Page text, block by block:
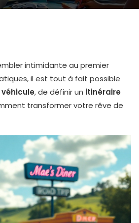
intimidante au premier
il est tout à fait possible
véhicule, de définir un itinéraire
transformer votre rêve de